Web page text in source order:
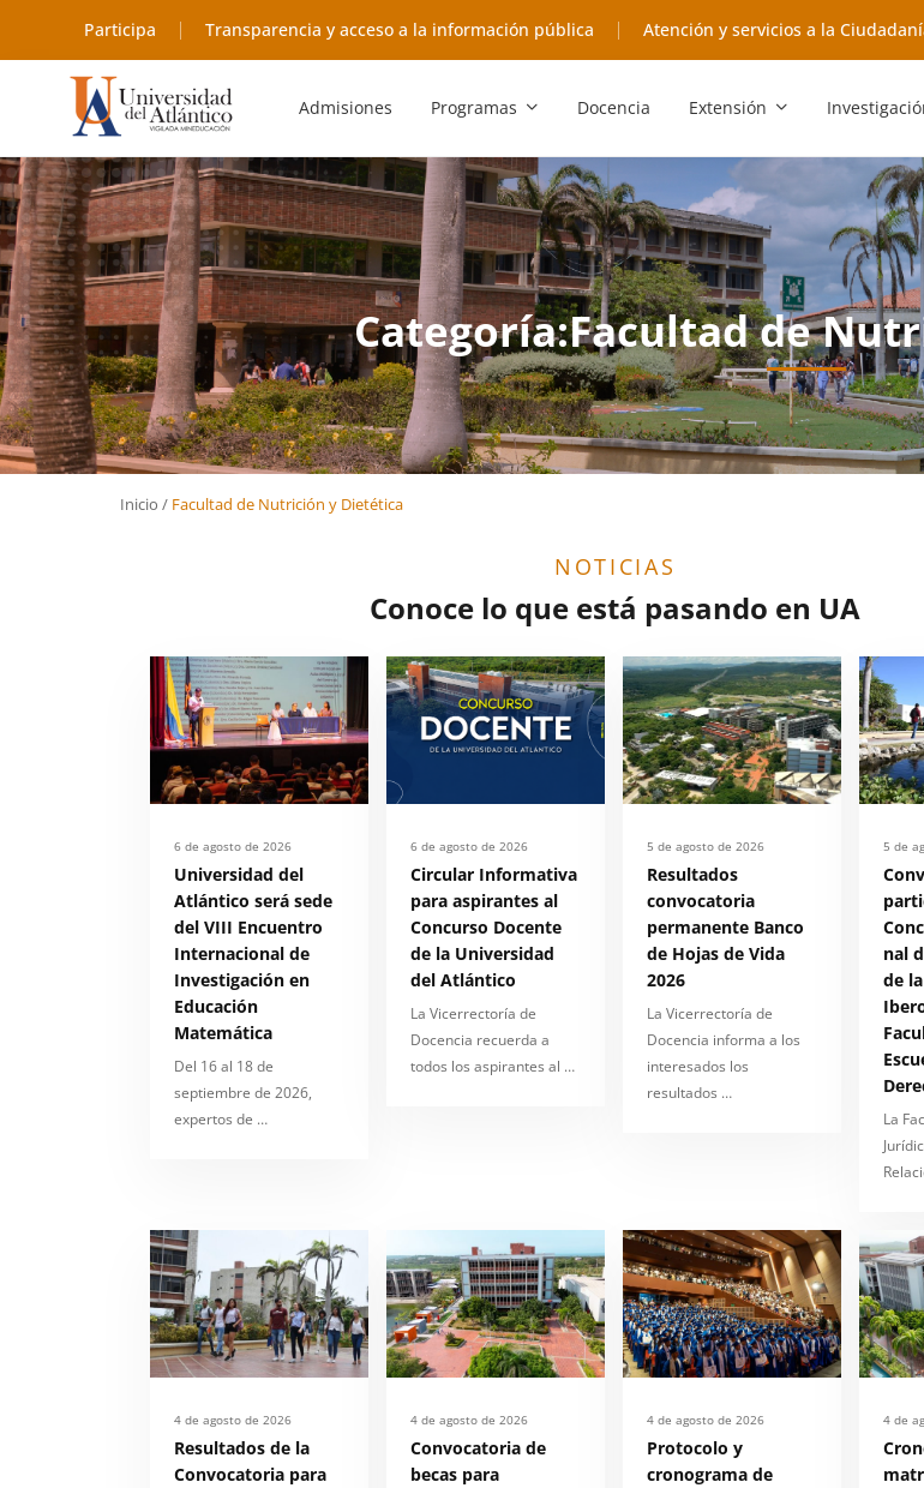
Participa Transparencia y acceso a la información pública Atención y servicios a la
Admisiones Programas Docencia Extensión
Categoría:Facultad de
Inicio /Facultad de Nutrición y Dietética
NOTICIAS
Conoce lo que está pasando en UA
6 de agosto de 2026
Universidad del
Atlántico será sede
del VIII Encuentro
Internacional de
Investigación en
Educación
Matemática
Del 16 al 18 de
septiembre de 2026,
expertos de …
6 de agosto de 2026
Circular Informativa
para aspirantes al
Concurso Docente
de la Universidad
del Atlántico
La Vicerrectoría de
Docencia recuerda a
todos los aspirantes al …
5 de agosto de 2026
Resultados
convocatoria
permanente Banco
de Hojas de Vida
2026
La Vicerrectoría de
Docencia informa a los
interesados los
resultados …
5 de
nal
de
La
4 de agosto de 2026
Resultados de la
Convocatoria para
4 de agosto de 2026
Convocatoria de
becas para
4 de agosto de 2026
Protocolo y
cronograma de
4 de